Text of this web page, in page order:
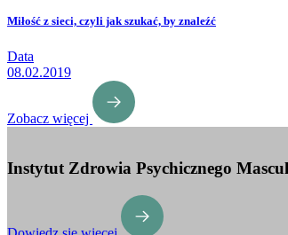
Miłość z sieci, czyli jak szukać, by znaleźć
Data
08.02.2019
Zobacz więcej
Instytut Zdrowia Psychicznego